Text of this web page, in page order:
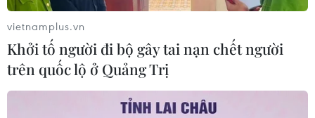
04/08/2026 23:09
Thời tiết ngày 5/8: Bắc Bộ tiếp tục
mưa lớn, nguy cơ lũ quét và sạt lở đất
vietnamplus.vn
Khởi tố người đi bộ gây tai nạn chết người
trên quốc lộ ở Quảng Trị